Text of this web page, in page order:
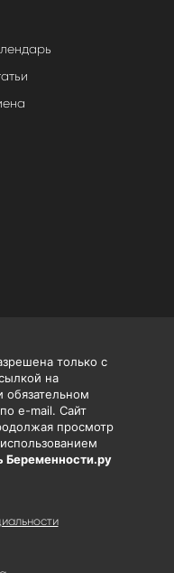
только с
на
обязательном
e-mail. Сайт
просмотр
Беременности.ру